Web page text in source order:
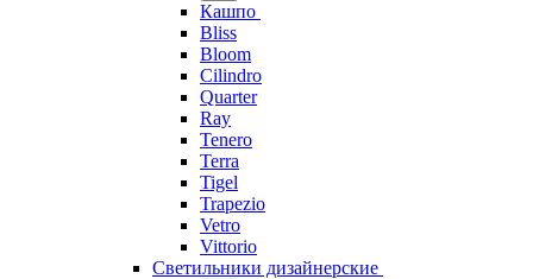
Кашпо
Bliss
Bloom
Cilindro
Quarter
Ray
Tenero
Terra
Tigel
Trapezio
Vetro
Vittorio
Светильники дизайнерские